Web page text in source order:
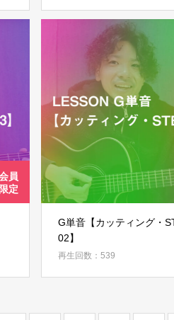
G単音【カッティング・
02】
再生回数：539